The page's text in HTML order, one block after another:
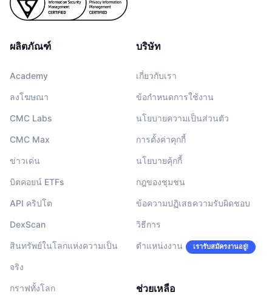
ผลิตภัณฑ์
Academy
ลงโฆษณา
CMC Labs
CMC Max
ข่าวเด่น
บิตคอยน์ ETFs
API คริปโต
DexScan
สินทรัพย์ในโลกแห่งความเป็น
จริง
กราฟทั้งโลก
บริษัท
เกี่ยวกับเรา
ข้อกำหนดการใช้งาน
นโยบายความเป็นส่วนตัว
การตั้งค่าคุกกี้
นโยบายคุ้กกี้
กฎของชุมชน
ข้อความปฏิเสธความรับผิดชอบ
วิธีการ
ตำแหน่งงาน เรารับสมัครงานอยู่!
ช่วยเหลือ